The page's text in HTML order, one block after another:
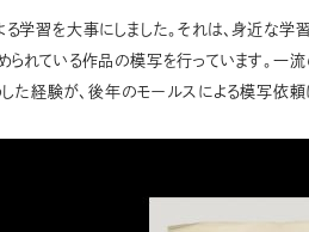
学習を大事にしました。それは、身近な
れている作品の模写を行っています。一
した経験が、後年のモールスによる模写依頼